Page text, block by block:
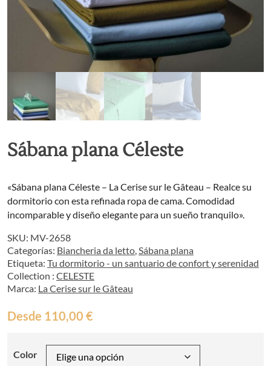
Sábana plana Céleste
«Sábana plana Céleste – La Cerise sur le Gâteau – Realce su
dormitorio con esta refinada ropa de cama. Comodidad
incomparable y diseño elegante para un sueño tranquilo».
SKU: MV-2658
Categorías: Biancheria da letto,Sábana plana
Etiqueta: Tu dormitorio - un santuario de confort y serenidad
Collection : CELESTE
Marca: La Cerise sur le Gâteau
Desde 110,00 €
Color